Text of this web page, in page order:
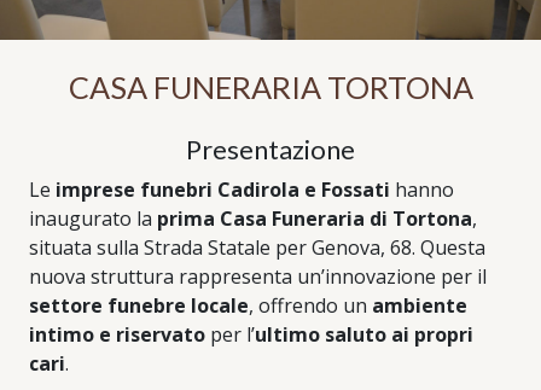
CASA FUNERARIA TORTONA
Presentazione
Le imprese funebri Cadirola e Fossati hanno
inaugurato la prima Casa Funeraria di Tortona,
situata sulla Strada Statale per Genova, 68. Questa
nuova struttura rappresenta un’innovazione per il
settore funebre locale, offrendo un ambiente
intimo e riservato per l’ultimo saluto ai propri
cari.